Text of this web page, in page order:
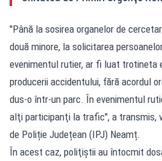
"Până la sosirea organelor de
două minore, la solicitarea
evenimentul rutier, ar fi luat trotineta
producerii accidentului, fără acordul
dus-o într-un parc. În evenimentul
alţi participanţi la trafic", a transmis,
de Poliție Județean (IPJ) Neamț.
În acest caz, poliţiştii au întocmit